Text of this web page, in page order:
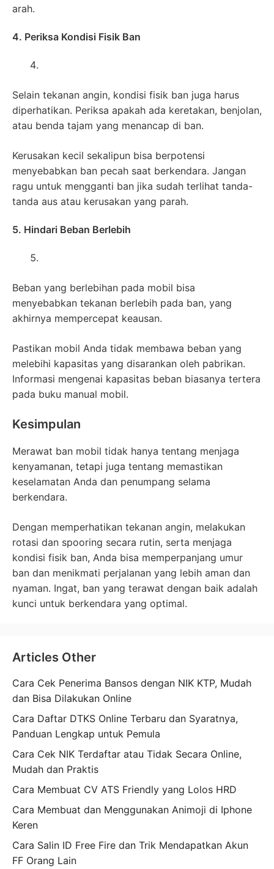
arah.
4. Periksa Kondisi Fisik Ban
Selain tekanan angin, kondisi fisik ban juga harus
diperhatikan. Periksa apakah ada keretakan, benjolan,
atau benda tajam yang menancap di ban.
Kerusakan kecil sekalipun bisa berpotensi
menyebabkan ban pecah saat berkendara. Jangan
ragu untuk mengganti ban jika sudah terlihat tanda-
tanda aus atau kerusakan yang parah.
5. Hindari Beban Berlebih
Beban yang berlebihan pada mobil bisa
menyebabkan tekanan berlebih pada ban, yang
akhirnya mempercepat keausan.
Pastikan mobil Anda tidak membawa beban yang
melebihi kapasitas yang disarankan oleh pabrikan.
Informasi mengenai kapasitas beban biasanya tertera
pada buku manual mobil.
Kesimpulan
Merawat ban mobil tidak hanya tentang menjaga
kenyamanan, tetapi juga tentang memastikan
keselamatan Anda dan penumpang selama
berkendara.
Dengan memperhatikan tekanan angin, melakukan
rotasi dan spooring secara rutin, serta menjaga
kondisi fisik ban, Anda bisa memperpanjang umur
ban dan menikmati perjalanan yang lebih aman dan
nyaman. Ingat, ban yang terawat dengan baik adalah
kunci untuk berkendara yang optimal.
Articles Other
Cara Cek Penerima Bansos dengan NIK KTP, Mudah
dan Bisa Dilakukan Online
Cara Daftar DTKS Online Terbaru dan Syaratnya,
Panduan Lengkap untuk Pemula
Cara Cek NIK Terdaftar atau Tidak Secara Online,
Mudah dan Praktis
Cara Membuat CV ATS Friendly yang Lolos HRD
Cara Membuat dan Menggunakan Animoji di Iphone
Keren
Cara Salin ID Free Fire dan Trik Mendapatkan Akun
FF Orang Lain